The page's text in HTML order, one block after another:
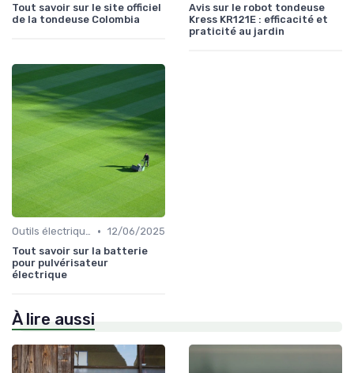
Tout savoir sur le site officiel
de la tondeuse Colombia
Avis sur le robot tondeuse
Kress KR121E : efficacité et
praticité au jardin
Outils électriques • 12/06/2025
Tout savoir sur la batterie
pour pulvérisateur
électrique
À lire aussi